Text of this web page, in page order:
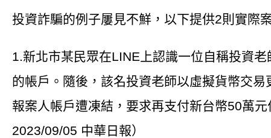
投資詐騙的例子屢見不鮮，以下提供2則實際
1.新北市某民眾在LINE上認識一位自稱投資
的帳戶。隨後，該名投資老師以虛擬貨幣交
報案人帳戶遭凍結，要求再支付新台幣50萬
2023/09/05 中華日報）